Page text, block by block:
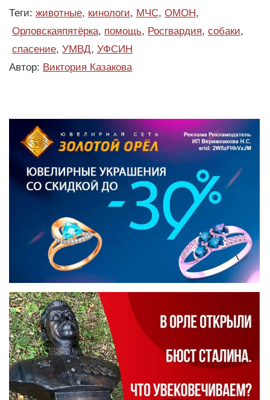
Теги: животные, кинологи, МЧС, ОМОН,
Орловскаяпятёрка, помощь, Росгвардия, собаки,
спасение, УМВД, УФСИН
Автор: Виктория Казакова